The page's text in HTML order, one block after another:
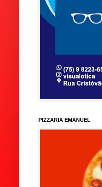
PIZZARIA EMANUEL